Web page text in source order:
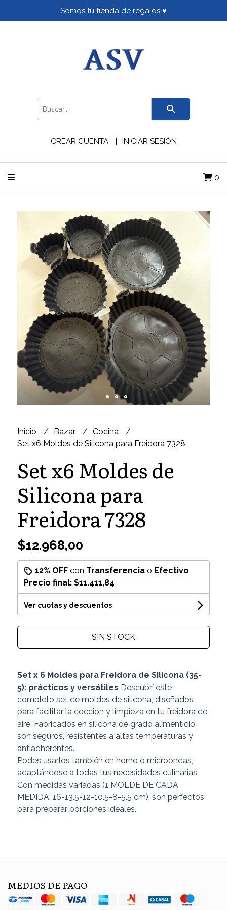
Somos tu tienda de regalos ♥
CREAR CUENTA INICIAR SESIÓN
0
Inicio Bazar
Cocina
Set x6 Moldes de Silicona para Freidora 7328
Set x6 Moldes de
Silicona para
Freidora 7328
$12.968,00
12% OFFcon Transferenciao Efectivo
Precio final: $11.411,84
Ver cuotas y descuentos
SIN STOCK
Set x 6 Moldes para Freidora de Silicona (35-
5): prácticos y versátiles Descubrí este
completo set de moldes de silicona, diseñados
para facilitar la cocción y limpieza en tu freidora de
aire. Fabricados en silicona de grado alimenticio,
son seguros, resistentes a altas temperaturas y
antiadherentes.
Podés usarlos también en horno o microondas,
adaptándose a todas tus necesidades culinarias.
Con medidas variadas (1 MOLDE DE CADA
MEDIDA: 16-13.5-12-10.5-8-5.5 cm), son perfectos
para preparar porciones ideales.
MEDIOS DE PAGO